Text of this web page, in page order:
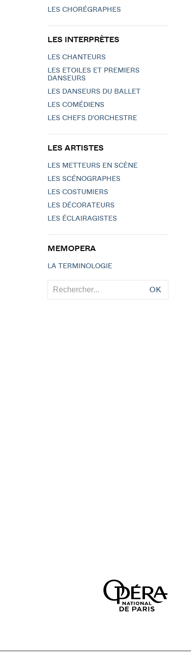
LES CHORÉGRAPHES
LES INTERPRÈTES
LES CHANTEURS
LES ETOILES ET PREMIERS
DANSEURS
LES DANSEURS DU BALLET
LES COMÉDIENS
LES CHEFS D'ORCHESTRE
LES ARTISTES
LES METTEURS EN SCÈNE
LES SCÉNOGRAPHES
LES COSTUMIERS
LES DÉCORATEURS
LES ÉCLAIRAGISTES
MEMOPERA
LA TERMINOLOGIE
OK